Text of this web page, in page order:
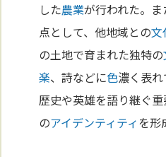
した農業が行われた。
点として、他地域との文
の土地で育まれた独特の
楽、詩などに色濃く表
歴史や英雄を語り継ぐ
のアイデンティティを形